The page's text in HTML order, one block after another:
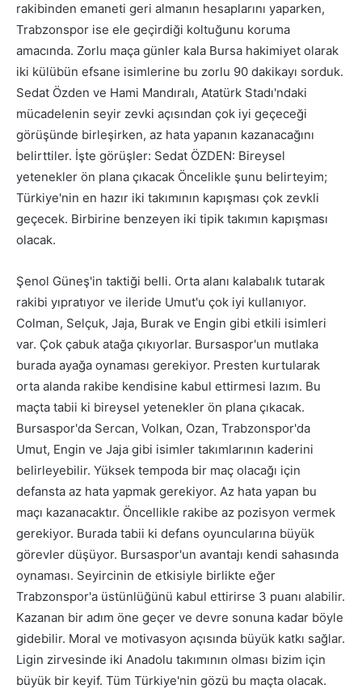
rakibinden emaneti geri almanın hesaplarını yaparken,
Trabzonspor ise ele geçirdiği koltuğunu koruma
amacında. Zorlu maça günler kala Bursa hakimiyet olarak
iki külübün efsane isimlerine bu zorlu 90 dakikayı sorduk.
Sedat Özden ve Hami Mandıralı, Atatürk Stadı'ndaki
mücadelenin seyir zevki açısından çok iyi geçeceği
görüşünde birleşirken, az hata yapanın kazanacağını
belirttiler. İşte görüşler: Sedat ÖZDEN: Bireysel
yetenekler ön plana çıkacak Öncelikle şunu belirteyim;
Türkiye'nin en hazır iki takımının kapışması çok zevkli
geçecek. Birbirine benzeyen iki tipik takımın kapışması
olacak.
Şenol Güneş'in taktiği belli. Orta alanı kalabalık tutarak
rakibi yıpratıyor ve ileride Umut'u çok iyi kullanıyor.
Colman, Selçuk, Jaja, Burak ve Engin gibi etkili isimleri
var. Çok çabuk atağa çıkıyorlar. Bursaspor'un mutlaka
burada ayağa oynaması gerekiyor. Presten kurtularak
orta alanda rakibe kendisine kabul ettirmesi lazım. Bu
maçta tabii ki bireysel yetenekler ön plana çıkacak.
Bursaspor'da Sercan, Volkan, Ozan, Trabzonspor'da
Umut, Engin ve Jaja gibi isimler takımlarının kaderini
belirleyebilir. Yüksek tempoda bir maç olacağı için
defansta az hata yapmak gerekiyor. Az hata yapan bu
maçı kazanacaktır. Öncellikle rakibe az pozisyon vermek
gerekiyor. Burada tabii ki defans oyuncularına büyük
görevler düşüyor. Bursaspor'un avantajı kendi sahasında
oynaması. Seyircinin de etkisiyle birlikte eğer
Trabzonspor'a üstünlüğünü kabul ettirirse 3 puanı alabilir.
Kazanan bir adım öne geçer ve devre sonuna kadar böyle
gidebilir. Moral ve motivasyon açısında büyük katkı sağlar.
Ligin zirvesinde iki Anadolu takımının olması bizim için
büyük bir keyif. Tüm Türkiye'nin gözü bu maçta olacak.